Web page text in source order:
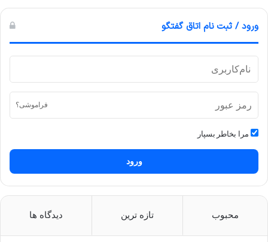
ورود / ثبت نام اتاق گفتگو
فراموشی؟
مرا بخاطر بسپار
ورود
محبوب تازه ترین دیدگاه ها